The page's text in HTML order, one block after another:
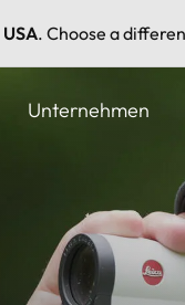
USA. Choose a
Unternehmen